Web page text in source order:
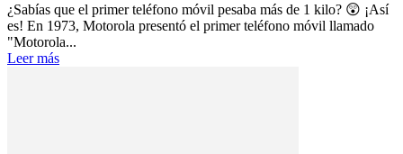
¿Sabías que el primer teléfono móvil pesaba más de 1 kilo? 😲 ¡Así
es! En 1973, Motorola presentó el primer teléfono móvil llamado
"Motorola...
Leer más